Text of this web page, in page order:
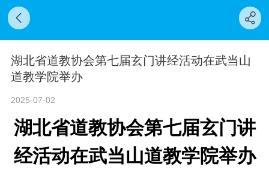
湖北省道教协会第七届玄门讲经活动在武当山
道教学院举办
2025-07-02
湖北省道教协会第七届玄门讲
经活动在武当山道教学院举办